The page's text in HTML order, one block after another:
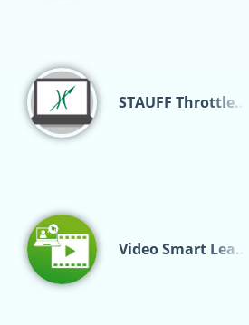
STAUFF Throttle…
Video Smart Lea…